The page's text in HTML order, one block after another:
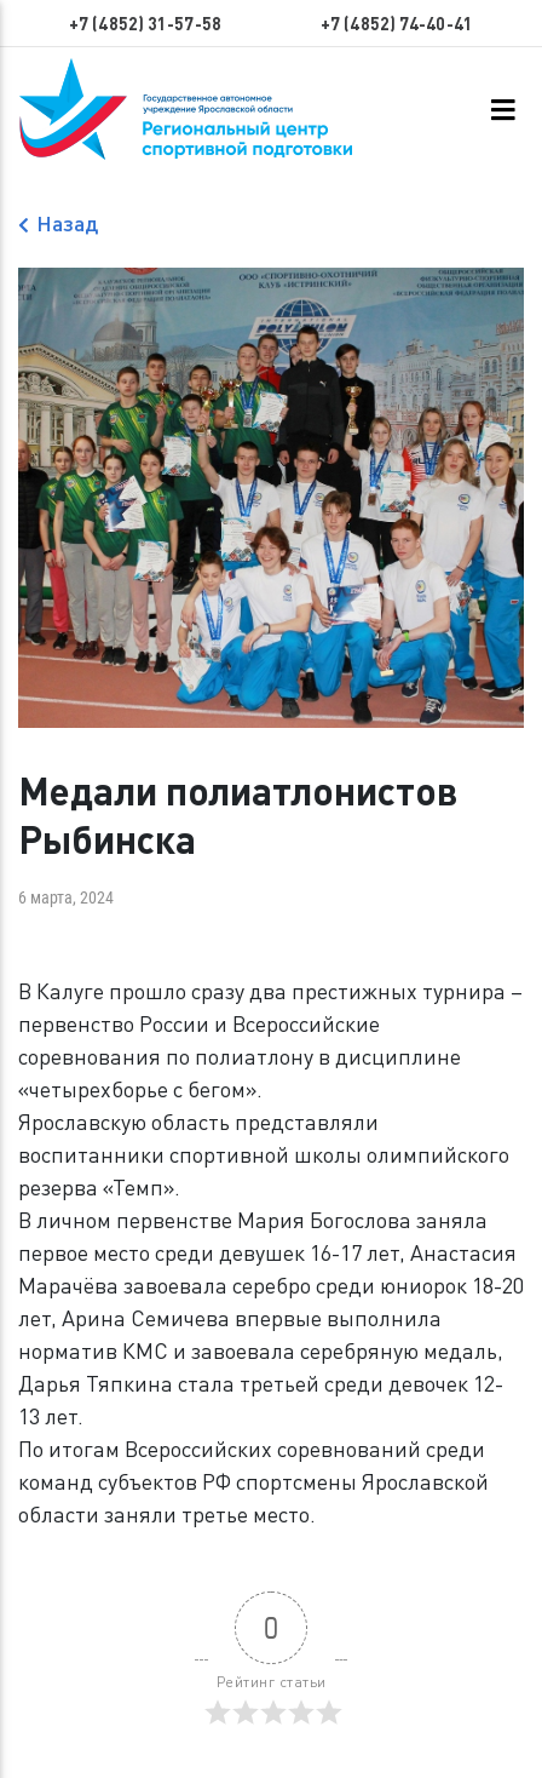
+7 (4852) 31-57-58 +7 (4852) 74-40-41
Назад
Медали полиатлонистов
Рыбинска
6 марта, 2024
В Калуге прошло сразу два престижных турнира –
первенство России и Всероссийские
соревнования по полиатлону в дисциплине
«четырехборье с бегом».
Ярославскую область представляли
воспитанники спортивной школы олимпийского
резерва «Темп».
В личном первенстве Мария Богослова заняла
первое место среди девушек 16-17 лет, Анастасия
Марачёва завоевала серебро среди юниорок 18-20
лет, Арина Семичева впервые выполнила
норматив КМС и завоевала серебряную медаль,
Дарья Тяпкина стала третьей среди девочек 12-
13 лет.
По итогам Всероссийских соревнований среди
команд субъектов РФ спортсмены Ярославской
области заняли третье место.
0
Рейтинг статьи